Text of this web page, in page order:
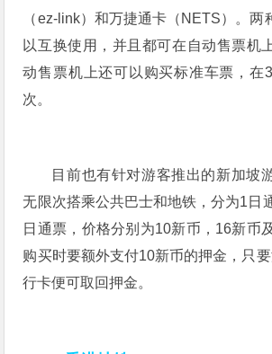
（ez-link）和万捷通卡（NETS）。两
以互换使用，并且都可在自动售票机
动售票机上还可以购买标准车票，在
次。
目前也有针对游客推出的新加坡
无限次搭乘公共巴士和地铁，分为1日
日通票，价格分别为10新币，16新币
购买时要额外支付10新币的押金，只
行卡便可取回押金。